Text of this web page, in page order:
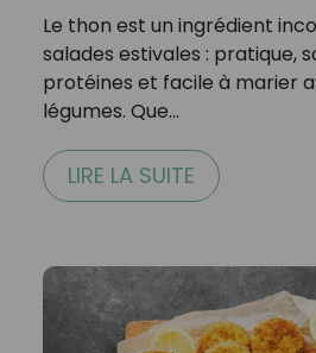
Le thon est un ingrédient
salades estivales : pratique,
protéines et facile à marier
légumes. Que…
LIRE LA SUITE